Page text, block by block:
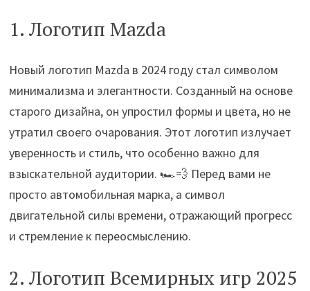
1. Логотип Mazda
Новый логотип Mazda в 2024 году стал символом
минимализма и элегантности. Созданный на основе
старого дизайна, он упростил формы и цвета, но не
утратил своего очарования. Этот логотип излучает
уверенность и стиль, что особенно важно для
взыскательной аудитории. 🏎️💨 Перед вами не
просто автомобильная марка, а символ
двигательной силы времени, отражающий прогресс
и стремление к переосмыслению.
2. Логотип Всемирных игр 2025